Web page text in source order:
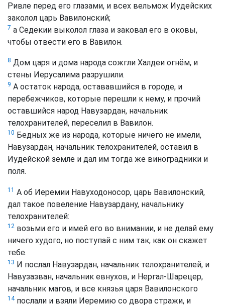
Ривле перед его глазами, и всех вельмож Иудейских
заколол царь Вавилонский;
7 а Седекии выколол глаза и заковал его в оковы,
чтобы отвести его в Вавилон.
8 Дом царя и дома народа сожгли Халдеи огнём, и
стены Иерусалима разрушили.
9 А остаток народа, остававшийся в городе, и
перебежчиков, которые перешли к нему, и прочий
оставшийся народ Навузардан, начальник
телохранителей, переселил в Вавилон.
10 Бедных же из народа, которые ничего не имели,
Навузардан, начальник телохранителей, оставил в
Иудейской земле и дал им тогда же виноградники и
поля.
11 А об Иеремии Навуходоносор, царь Вавилонский,
дал такое повеление Навузардану, начальнику
телохранителей:
12 возьми его и имей его во внимании, и не делай ему
ничего худого, но поступай с ним так, как он скажет
тебе.
13 И послал Навузардан, начальник телохранителей, и
Навузазван, начальник евнухов, и Нергал-Шарецер,
начальник магов, и все князья царя Вавилонского
14послали и взяли Иеремию со двора стражи, и